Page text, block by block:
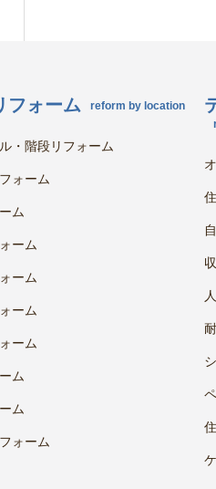
フォーム reform by location
・階段リフォーム
ォーム
ム
ーム
ーム
ーム
ーム
ム
ム
ォーム